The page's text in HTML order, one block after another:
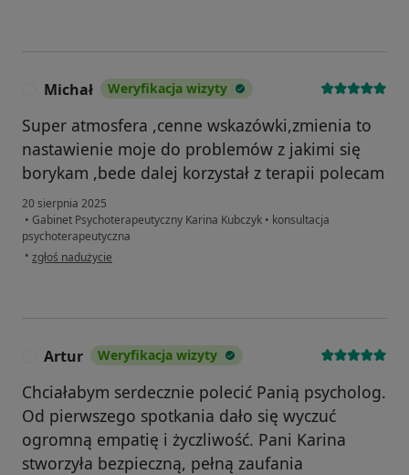
Michał Weryfikacja wizyty
Super atmosfera ,cenne wskazówki,zmienia to
nastawienie moje do problemów z jakimi się
borykam ,bede dalej korzystał z terapii polecam
20 sierpnia 2025
• Gabinet Psychoterapeutyczny Karina Kubczyk • konsultacja
psychoterapeutyczna
• w opinii użytkownika Michał
zgłoś nadużycie
Artur Weryfikacja wizyty
Chciałabym serdecznie polecić Panią psycholog.
Od pierwszego spotkania dało się wyczuć
ogromną empatię i życzliwość. Pani Karina
stworzyła bezpieczną, pełną zaufania